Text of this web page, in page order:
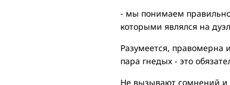
- мы понимаем
которыми являлся на
Разумеется, правомерна
пара гнедых - это
Не вызывают сомнений и